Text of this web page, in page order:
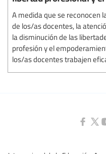
A medida que se reconocen
de los/as docentes, la
la disminución de las
profesión y el
los/as docentes trabajen